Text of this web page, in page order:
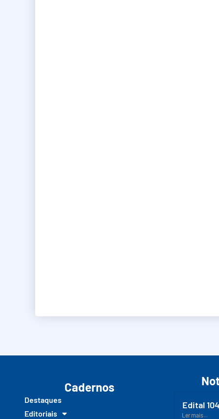
Cadernos
Destaques
Editoriais
Edital
Ler mais...